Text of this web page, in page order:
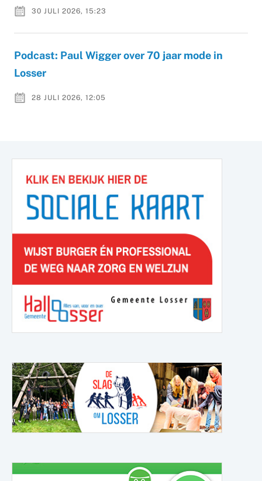
30 JULI 2026, 15:23
Podcast: Paul Wigger over 70 jaar mode in
Losser
28 JULI 2026, 12:05